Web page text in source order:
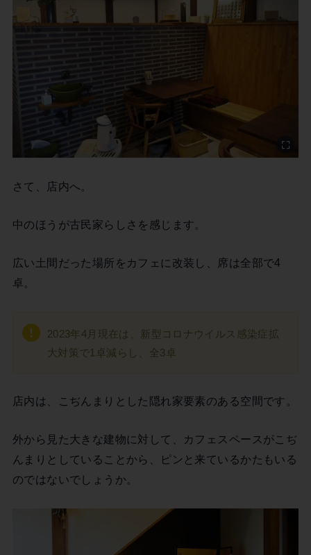
さて、店内へ。
中のほうが古民家らしさを感じます。
広い土間だった場所をカフェに改装し、席は全部で4
卓。
2023年4月現在は、新型コロナウイルス感染症拡
大対策で1卓減らし、全3卓
店内は、こぢんまりとした隠れ家要素のある空間です。
外から見た大きな建物に対して、カフェスペースがこぢ
んまりとしていることから、ピンと来ているかたもいる
のではないでしょうか。